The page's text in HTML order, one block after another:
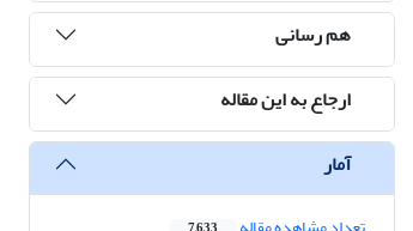
هم رسانی
ارجاع به این مقاله
آمار